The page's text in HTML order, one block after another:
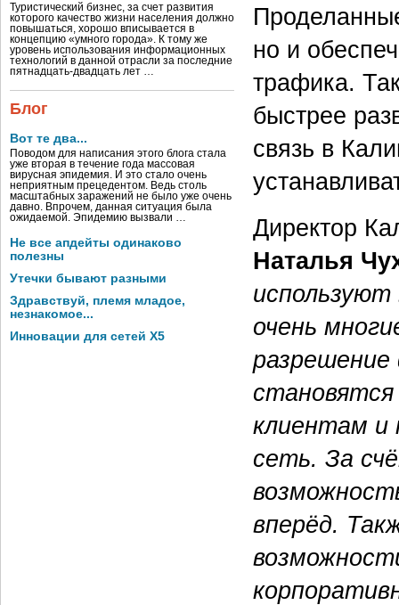
Туристический бизнес, за счет развития
которого качество жизни населения должно
повышаться, хорошо вписывается в
концепцию «умного города». К тому же
уровень использования информационных
технологий в данной отрасли за последние
пятнадцать-двадцать лет …
Блог
Вот те два...
Поводом для написания этого блога стала
уже вторая в течение года массовая
вирусная эпидемия. И это стало очень
неприятным прецедентом. Ведь столь
масштабных заражений не было уже очень
давно. Впрочем, данная ситуация была
ожидаемой. Эпидемию вызвали …
Не все апдейты одинаково
полезны
Утечки бывают разными
Здравствуй, племя младое,
незнакомое...
Инновации для сетей X5
но и
трафика.
быстрее
связь в
Директор
Наталья
очень
клиентам и
сеть. За
вперёд.